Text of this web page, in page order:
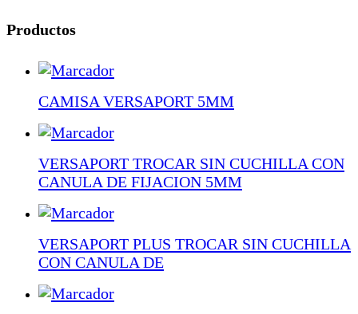
Productos
CAMISA VERSAPORT 5MM
VERSAPORT TROCAR SIN CUCHILLA CON
CANULA DE FIJACION 5MM
VERSAPORT PLUS TROCAR SIN CUCHILLA
CON CANULA DE